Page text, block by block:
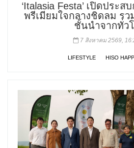
‘Italasia Festa’ เปิดประ
พรีเมียมใจกลางชิดลม ร
ชั้นนำจากทั่ว
7 สิงหาคม 2569,
LIFESTYLE HISO